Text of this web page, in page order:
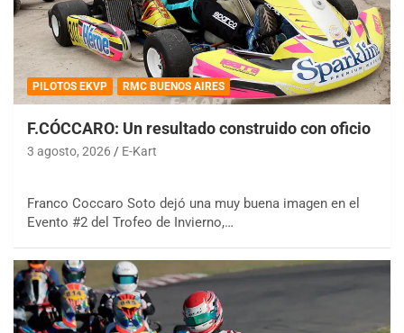
PILOTOS EKVP RMC BUENOS AIRES
F.CÓCCARO: Un resultado construido con oficio
3 agosto, 2026 E-Kart
Franco Coccaro Soto dejó una muy buena imagen en el
Evento #2 del Trofeo de Invierno,…